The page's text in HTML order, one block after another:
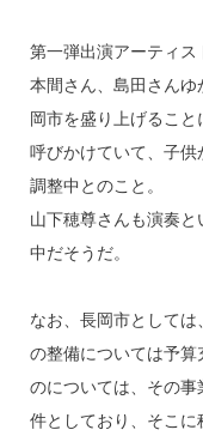
第一弾出演アーティス
本間さん、島田さん
岡市を盛り上げるこ
呼びかけていて、子供
調整中とのこと。
山下穂尊さんも演奏
中だそうだ。
なお、長岡市として
の整備については予算
のについては、その
件としており、そこ